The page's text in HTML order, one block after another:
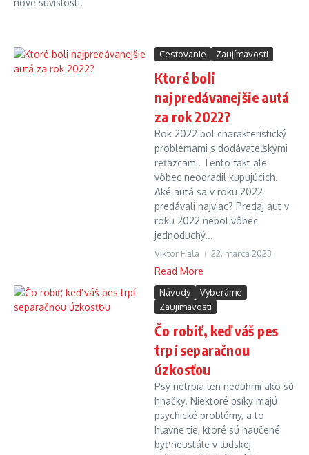
nové súvislosti.
Cestovanie Zaujímavosti
Ktoré boli
najpredávanejšie autá
za rok 2022?
Rok 2022 bol charakteristický
problémami s dodávateľskými
reťazcami. Tento fakt ale
vôbec neodradil kupujúcich.
Aké autá sa v roku 2022
predávali najviac? Predaj áut v
roku 2022 nebol vôbec
jednoduchý...
Viktor Fiala 22. marca 2023
Read More
Návody
Vyberáme
Zaujímavosti
Čo robiť, keď váš pes
trpí separačnou
úzkosťou
Psy netrpia len neduhmi ako sú
hnačky. Niektoré psíky majú
psychické problémy, a to
hlavne tie, ktoré sú naučené
byť neustále v ľudskej